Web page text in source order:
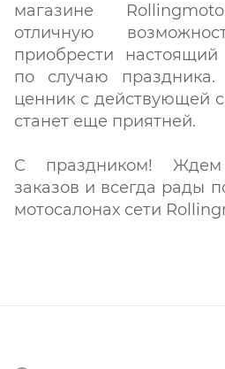
магазине
отличную
приобрести
по случаю
ценник с действующей
станет еще приятней.
С праздником!
заказов и всегда рады
мотосалонах сети